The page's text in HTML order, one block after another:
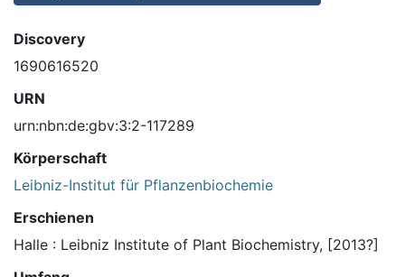
Discovery
1690616520
URN
urn:nbn:de:gbv:3:2-117289
Körperschaft
Leibniz-Institut für Pflanzenbiochemie
Erschienen
Halle : Leibniz Institute of Plant Biochemistry, [2013?]